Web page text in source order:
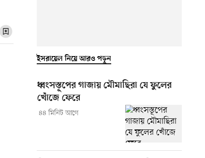
ইসরায়েল নিয়ে আরও পড়ুন
ধ্বংসস্তূপের গাজায় মৌমাছিরা যে ফুলের
খোঁজে ফেরে
৪৪ মিনিট আগে